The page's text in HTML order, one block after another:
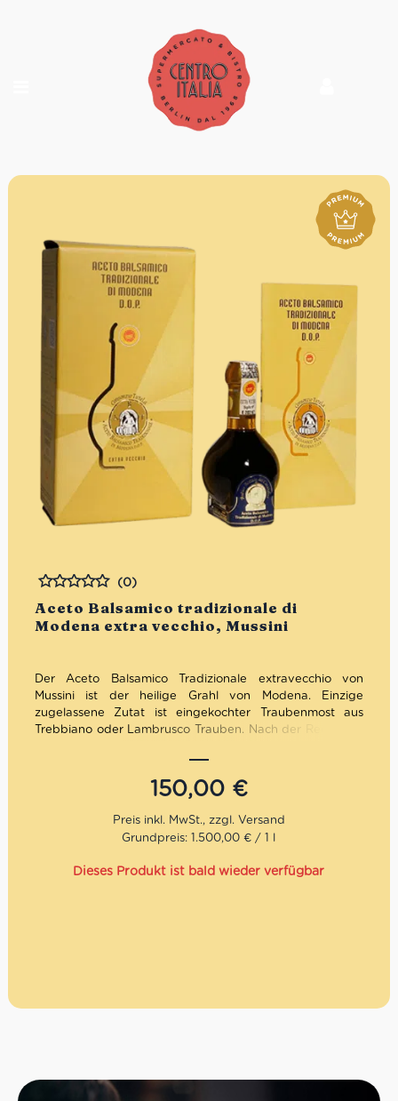
Aceto Balsamico tradizionale di
Modena extra vecchio, Mussini
Bewertet
(0)
Der Aceto Balsamico Tradizionale extravecchio von
Mussini ist der heilige Grahl von Modena. Einzige
zugelassene Zutat ist eingekochter Traubenmost aus
Trebbiano oder Lambrusco Trauben. Nach der Reduktion
verschiedensten Holzfässern aus Eiche, Kastanie bis
150,00 €
Grundpreis: 1.500,00 € / 1 l
Dieses Produkt ist bald wieder verfügbar